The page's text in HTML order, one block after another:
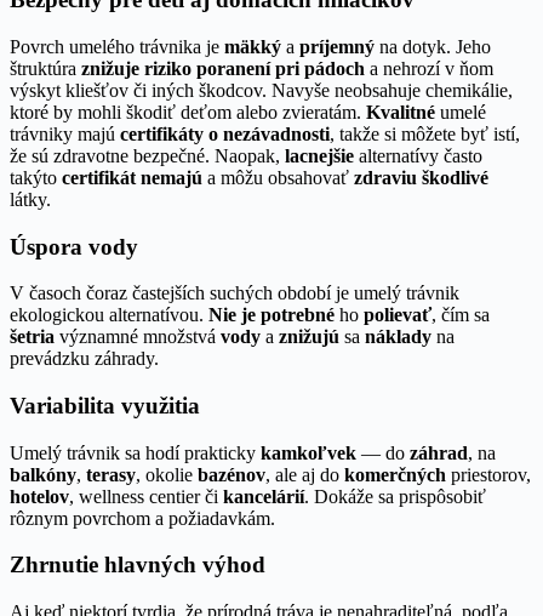
Povrch umelého trávnika je mäkký a príjemný na dotyk. Jeho
štruktúra znižuje riziko poranení pri pádoch a nehrozí v ňom
výskyt kliešťov či iných škodcov. Navyše neobsahuje chemikálie,
ktoré by mohli škodiť deťom alebo zvieratám. Kvalitné umelé
trávniky majú certifikáty o nezávadnosti, takže si môžete byť istí,
že sú zdravotne bezpečné. Naopak, lacnejšie alternatívy často
takýto certifikát nemajú a môžu obsahovať zdraviu škodlivé
látky.
Úspora vody
V časoch čoraz častejších suchých období je umelý trávnik
ekologickou alternatívou. Nie je potrebné ho polievať, čím sa
šetria významné množstvá vody a znižujú sa náklady na
prevádzku záhrady.
Variabilita využitia
Umelý trávnik sa hodí prakticky kamkoľvek — do záhrad, na
balkóny, terasy, okolie bazénov, ale aj do komerčných priestorov,
hotelov, wellness centier či kancelárií. Dokáže sa prispôsobiť
rôznym povrchom a požiadavkám.
Zhrnutie hlavných výhod